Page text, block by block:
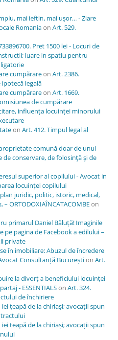
mai ieftin, mai ușor… - Ziare
Romaniaon Art. 529.
Pret 1500 lei - Locuri de
luare in spatiu pentru
cumpărareon Art. 2386.
legală
cumpărareon Art. 1669.
de cumpărare
influența locuinței minorului
on Art. 412. Timpul legal al
comună doar de unul
de conservare, de folosinţă şi de
superior al copilului - Avocat in
locuinţei copilului
juridic, politic, istoric, medical,
ORTODOXIAÎNCATACOMBEon
primarul Daniel Băluță! Imaginile
pagina de Facebook a edilului –
private
în imobiliare: Abuzul de încredere
Consultanță Bucureștion Art.
la divorț a beneficiului locuinței
- ESSENTIALSon Art. 324.
de închiriere
țeapă de la chiriași; avocații spun
țeapă de la chiriași; avocații spun